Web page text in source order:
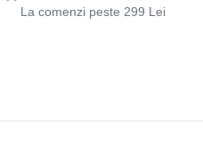
La comenzi peste 299 Lei